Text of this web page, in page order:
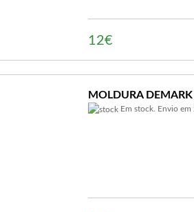
12€
MOLDURA
Em stock. Envio em